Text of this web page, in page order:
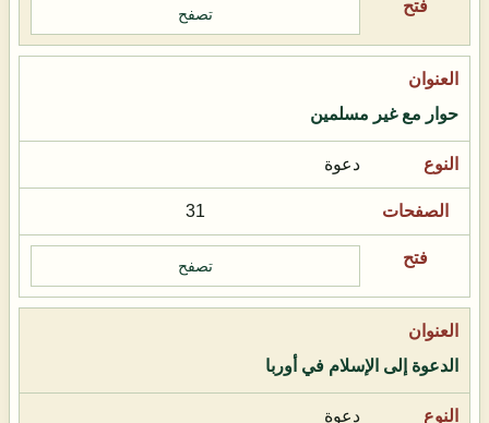
تصفح
حوار مع غير مسلمين
دعوة
31
تصفح
الدعوة إلى الإسلام في أوربا
دعوة